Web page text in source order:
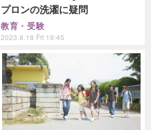
プロンの洗濯に疑問
教育・受験
2023.8.18 Fri 19:45